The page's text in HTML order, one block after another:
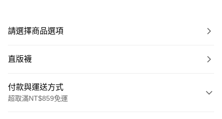
請選擇商品選項
直版襪
付款與運送方式
超取滿NT$859免運